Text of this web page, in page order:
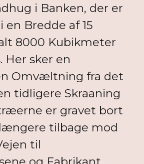
i Banken, der er
en Bredde af 15
8000 Kubikmeter
Her sker en
Omvæltning fra det
tidligere Skraaning
er gravet bort
tilbage mod
til